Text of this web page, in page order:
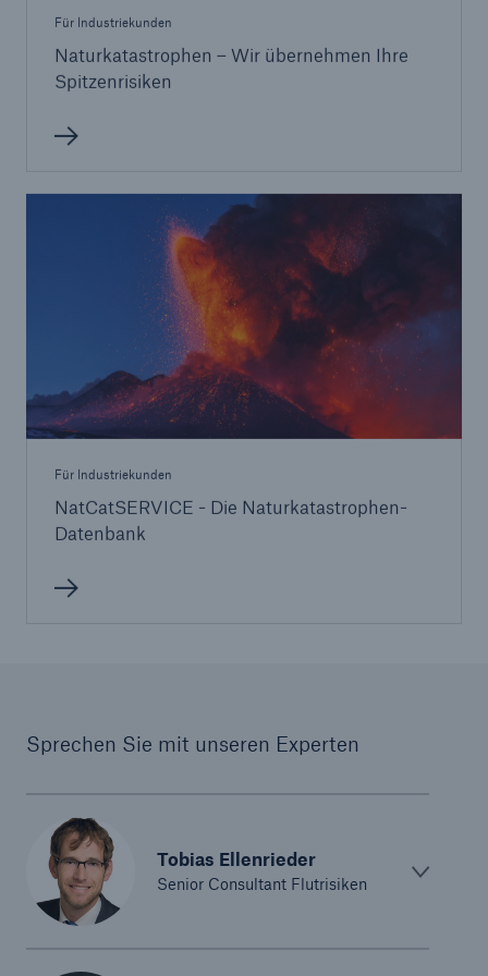
Für Industriekunden
Naturkatastrophen – Wir übernehmen Ihre
Spitzenrisiken
Für Industriekunden
NatCatSERVICE - Die Naturkatastrophen-
Datenbank
Sprechen Sie mit unseren Experten
Tobias Ellenrieder
Senior Consultant Flutrisiken